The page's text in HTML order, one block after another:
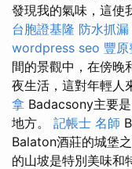
發現我的氣味，這使
台胞證基隆 防水抓漏
wordpress seo 豐原
間的景觀中，在傍晚
夜生活，這對年輕人
拿 Badacsony主要
地方。 記帳士 名師
Balaton酒莊的城堡之
的山坡是特別美味和